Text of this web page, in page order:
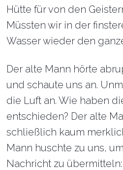
Hütte für von den
Müssten wir in der
Wasser wieder den
Der alte Mann hörte
und schaute uns an.
die Luft an. Wie haben
entschieden? Der alte
schließlich kaum
Mann huschte zu uns,
Nachricht zu